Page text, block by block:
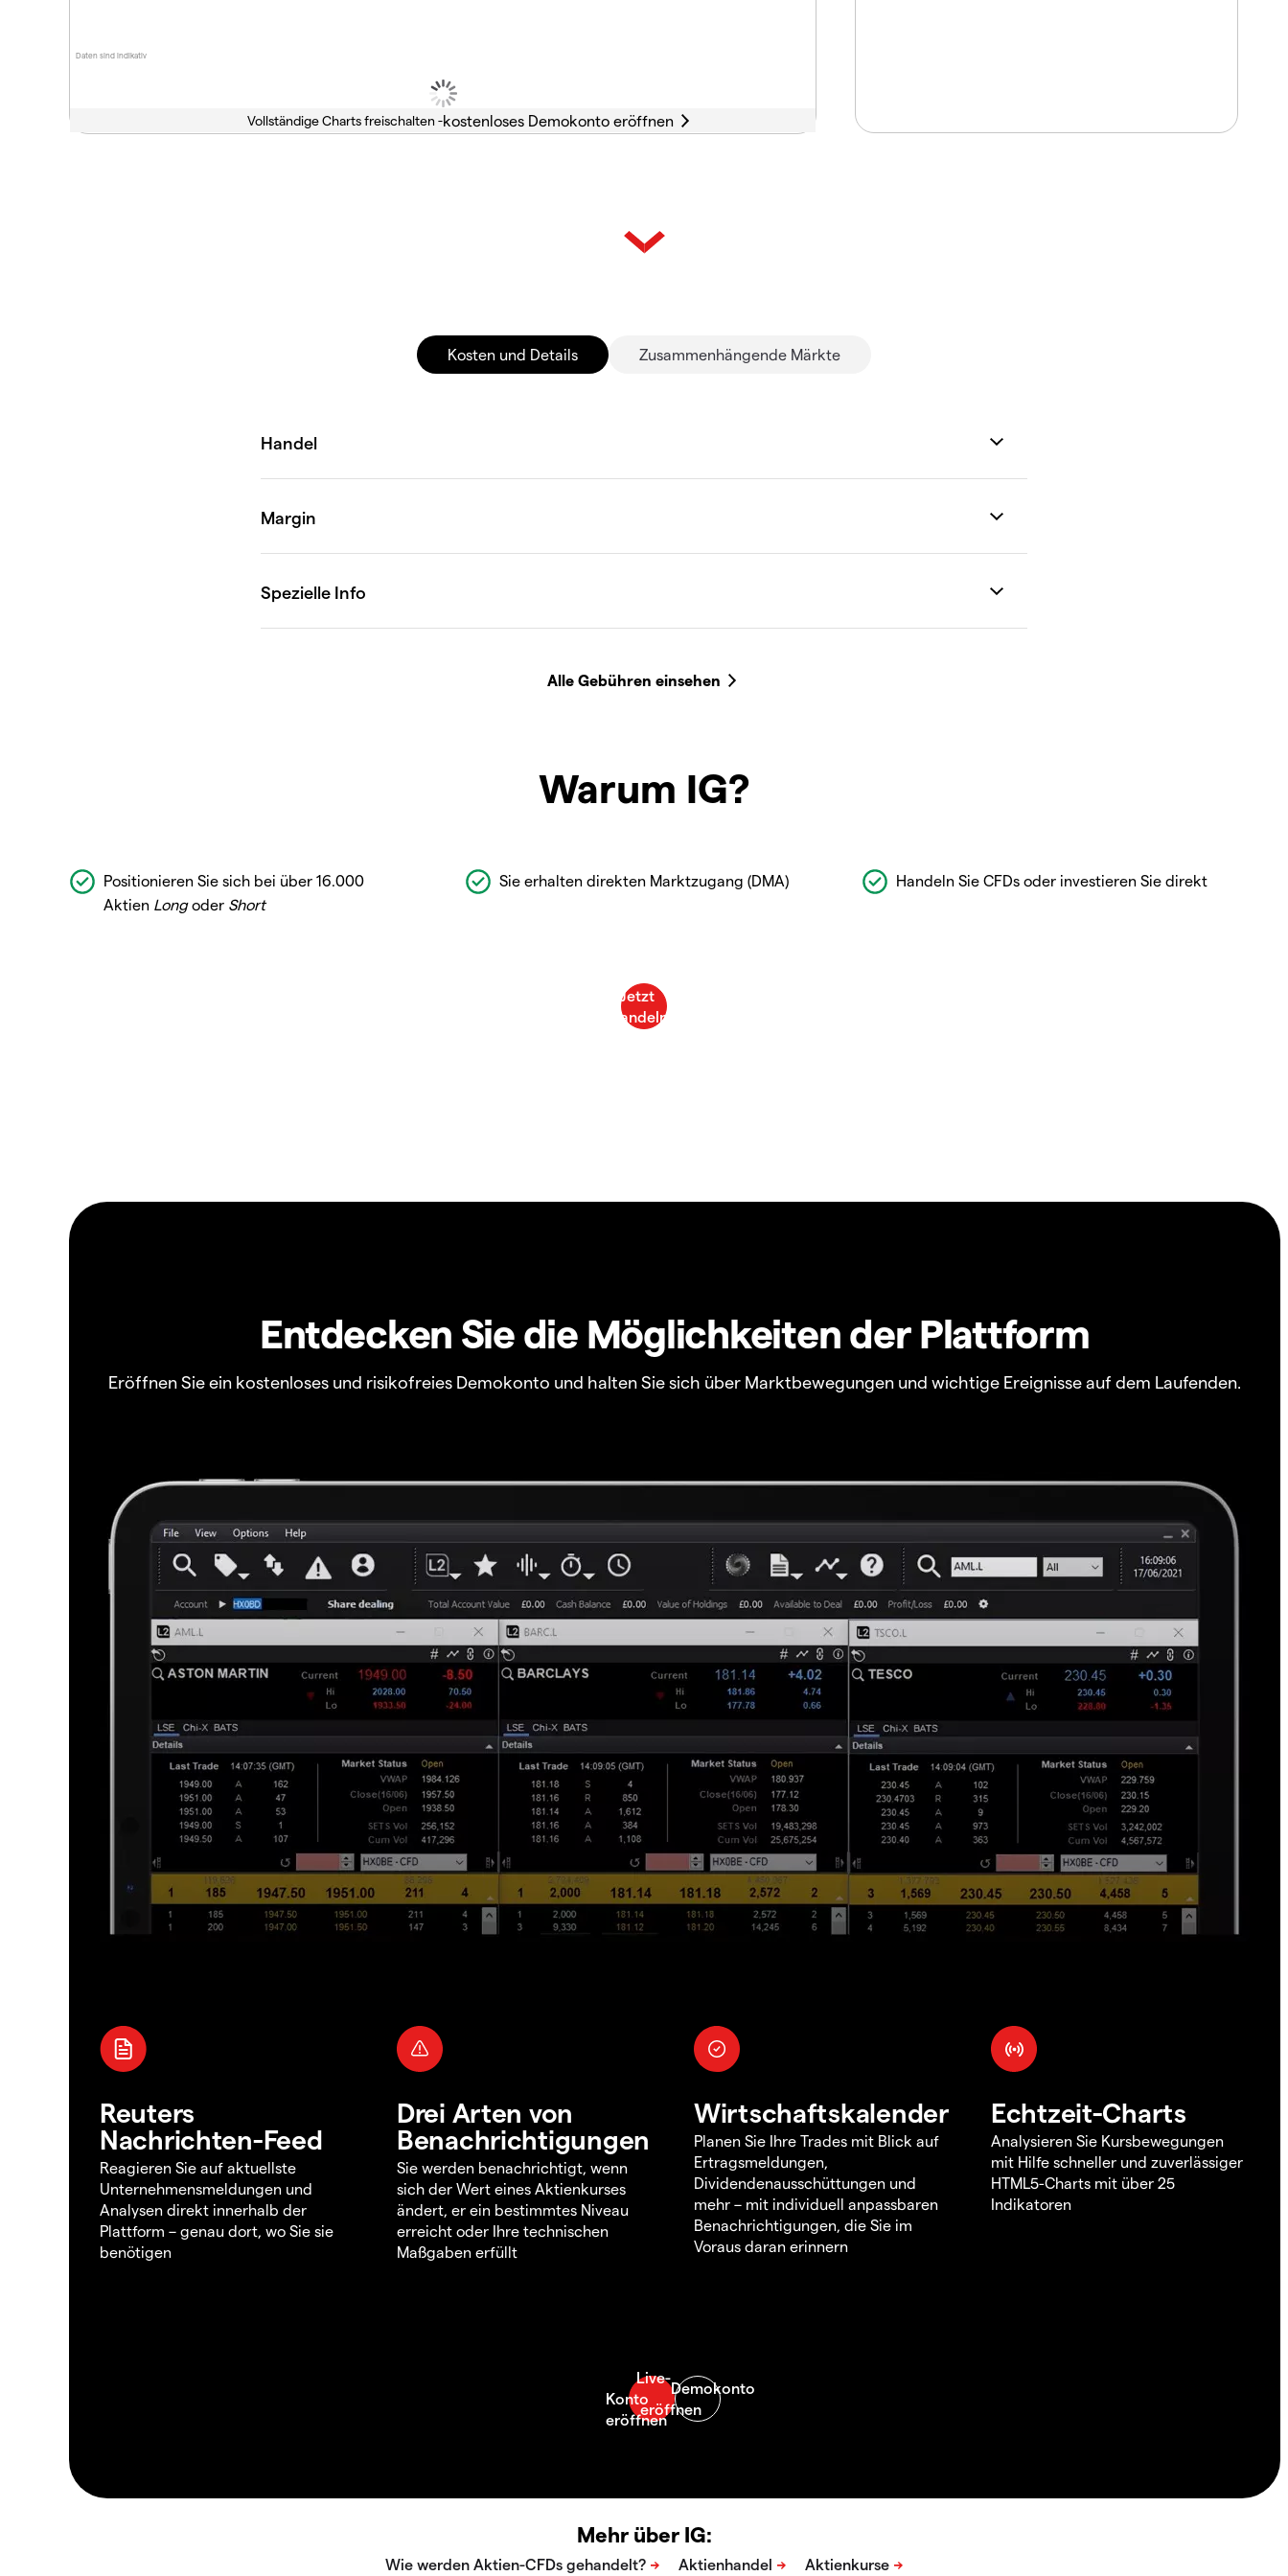
Daten sind indikativ
Vollständige Charts freischalten -
Kosten und Details Zusammenhängende Märkte
Warum IG?
Positionieren Sie sich bei über 16.000
Aktien Longoder Short
Sie erhalten direkten Marktzugang (DMA) Handeln Sie CFDs oder investieren Sie direkt
Entdecken Sie die Möglichkeiten der Plattform
Eröffnen Sie ein kostenloses und risikofreies Demokonto und halten Sie sich über Marktbewegungen und wichtige Ereignisse auf dem Laufenden.
Reuters
Nachrichten-Feed
Reagieren Sie auf aktuellste
Unternehmensmeldungen und
Analysen direkt innerhalb der
Plattform – genau dort, wo Sie sie
benötigen
Drei Arten von
Benachrichtigungen
Sie werden benachrichtigt, wenn
sich der Wert eines Aktienkurses
ändert, er ein bestimmtes Niveau
erreicht oder Ihre technischen
Maßgaben erfüllt
Wirtschaftskalender
Planen Sie Ihre Trades mit Blick auf
Ertragsmeldungen,
Dividendenausschüttungen und
mehr – mit individuell anpassbaren
Benachrichtigungen, die Sie im
Voraus daran erinnern
Echtzeit-Charts
Analysieren Sie Kursbewegungen
mit Hilfe schneller und zuverlässiger
HTML5-Charts mit über 25
Indikatoren
Mehr über IG: